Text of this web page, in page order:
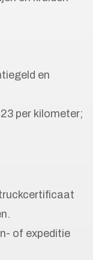
en
per kilometer;
of expeditie